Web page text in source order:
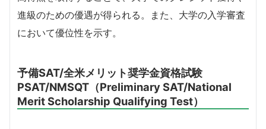
進級のための優遇が得られる。また、大学の入学審査
において優位性を示す。
予備SAT/全米メリット奨学金資格試験
PSAT/NMSQT（Preliminary SAT/National
Merit Scholarship Qualifying Test）